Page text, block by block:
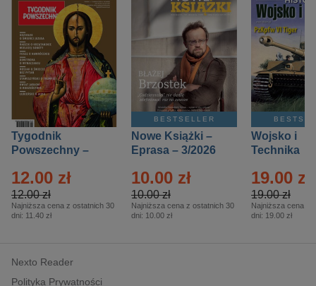
Tygodnik
Powszechny –
12.00 zł
12.00 zł
Najniższa cena z ostatnich 30
dni: 11.40 zł
BESTSELLER
Nowe Książki –
Eprasa – 3/2026
10.00 zł
10.00 zł
Najniższa cena z ostatnich 30
dni: 10.00 zł
Wojsko i
Technika
– 2/2026
19.00 zł
19.00 zł
Najniższa cena z
dni: 19.00 zł
Nexto Reader
Polityka Prywatności